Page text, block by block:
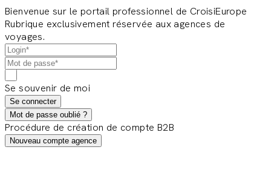
Bienvenue sur le portail professionnel de CroisiEurope
Rubrique exclusivement réservée aux agences de
voyages.
Se souvenir de moi
Se connecter
Mot de passe oublié ?
Procédure de création de compte B2B
Nouveau compte agence